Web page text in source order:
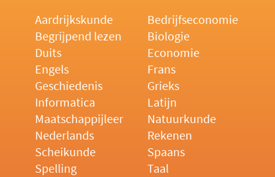
Aardrijkskunde
Bedrijfseconomie
Begrijpend lezen
Biologie
Duits
Economie
Engels
Frans
Geschiedenis
Grieks
Informatica
Latijn
Maatschappijleer
Natuurkunde
Nederlands
Rekenen
Scheikunde
Spaans
Spelling
Taal